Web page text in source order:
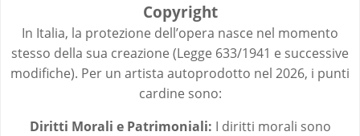
Copyright
In Italia, la protezione dell’opera nasce nel momento
stesso della sua creazione (Legge 633/1941 e successive
modifiche). Per un artista autoprodotto nel 2026, i punti
cardine sono:
Diritti Morali e Patrimoniali: I diritti morali sono